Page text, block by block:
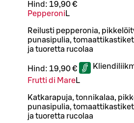
Hind: 19,90 €
Pepperoni L
Reilusti pepperonia,
punasipulia,
ja tuoretta rucolaa
Hind: 19,90 €
Frutti di MareL
Katkarapuja, tonnikalaa,
punasipulia,
ja tuoretta rucolaa